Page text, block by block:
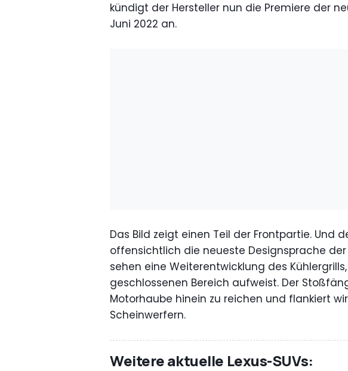
kündigt der Hersteller nun die Premiere der
Juni 2022 an.
Das Bild zeigt einen Teil der Frontpartie. Und
offensichtlich die neueste Designsprache der
sehen eine Weiterentwicklung des
geschlossenen Bereich aufweist. Der
Motorhaube hinein zu reichen und flankiert
Scheinwerfern.
Weitere aktuelle Lexus-SUVs: